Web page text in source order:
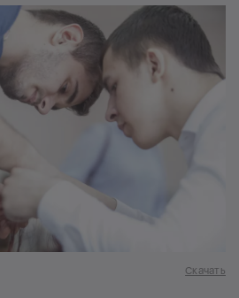
Скачать